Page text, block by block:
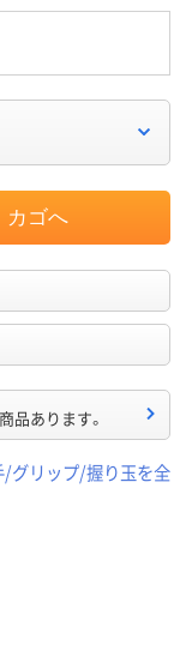
カゴへ
商品あります。
グリップ/握り玉を全